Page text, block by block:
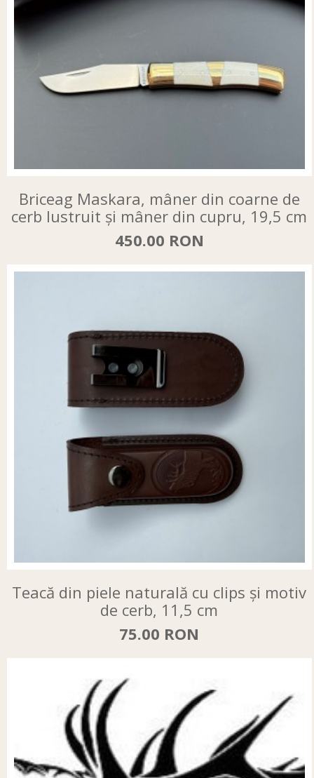
Briceag Maskara, mâner din coarne de
cerb lustruit și mâner din cupru, 19,5 cm
450.00 RON
Teacă din piele naturală cu clips și motiv
de cerb, 11,5 cm
75.00 RON